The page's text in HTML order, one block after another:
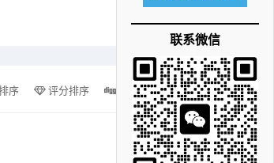
联系微信
序 评分排序 支持量排序